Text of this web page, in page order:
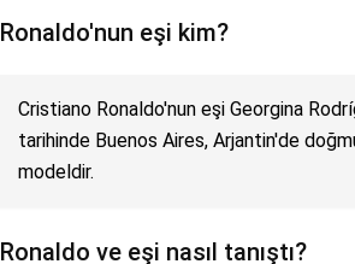
Ronaldo'nun eşi kim?
Cristiano Ronaldo'nun eşi Georgina
tarihinde Buenos Aires, Arjantin'de
modeldir.
Ronaldo ve eşi nasıl tanıştı?